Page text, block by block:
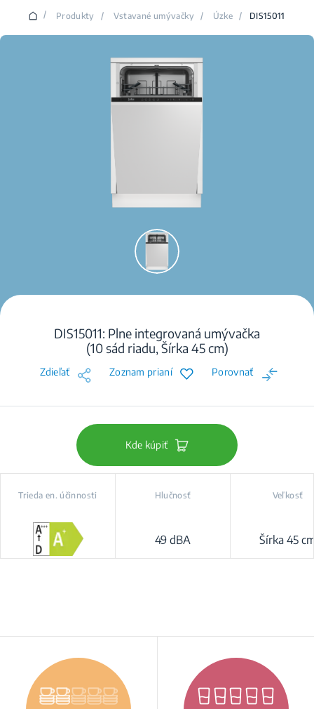
/ Produkty / Vstavané umývačky / Úzke / DIS15011
DIS15011: Plne integrovaná umývačka
(10 sád riadu, Šírka 45 cm)
Zdieľať Zoznam prianí Porovnať
Kde kúpiť
Trieda en. účinnosti Hlučnosť
49 dBA
Veľkosť
Šírka 45